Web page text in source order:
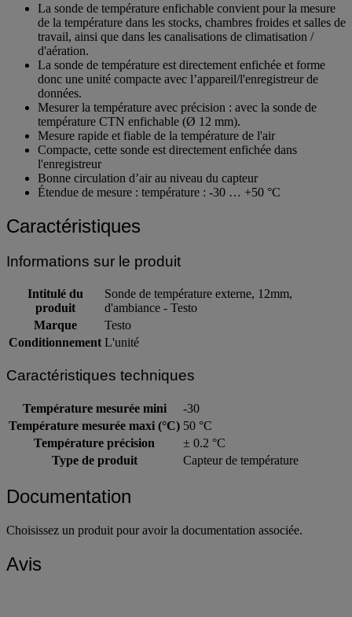
La sonde de température enfichable convient pour la mesure
de la température dans les stocks, chambres froides et salles de
travail, ainsi que dans les canalisations de climatisation /
d'aération.
La sonde de température est directement enfichée et forme
donc une unité compacte avec l’appareil/l'enregistreur de
données.
Mesurer la température avec précision : avec la sonde de
température CTN enfichable (Ø 12 mm).
Mesure rapide et fiable de la température de l'air
Compacte, cette sonde est directement enfichée dans
l'enregistreur
Bonne circulation d’air au niveau du capteur
Étendue de mesure : température : -30 … +50 °C
Caractéristiques
Informations sur le produit
Intitulé du
produit
Sonde de température externe, 12mm,
d'ambiance - Testo
Marque
Testo
Conditionnement L'unité
Caractéristiques techniques
Température mesurée mini
-30
Température mesurée maxi (°C) 50 °C
Température précision
± 0.2 °C
Type de produit
Capteur de température
Documentation
Choisissez un produit pour avoir la documentation associée.
Avis